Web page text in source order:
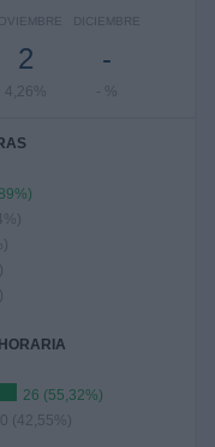
2
4,26%
DICIEMBRE
-
- %
26 (55,32%)
(42,55%)